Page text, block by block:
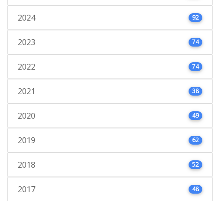
2024 92
2023 74
2022 74
2021 38
2020 49
2019 62
2018 52
2017 48